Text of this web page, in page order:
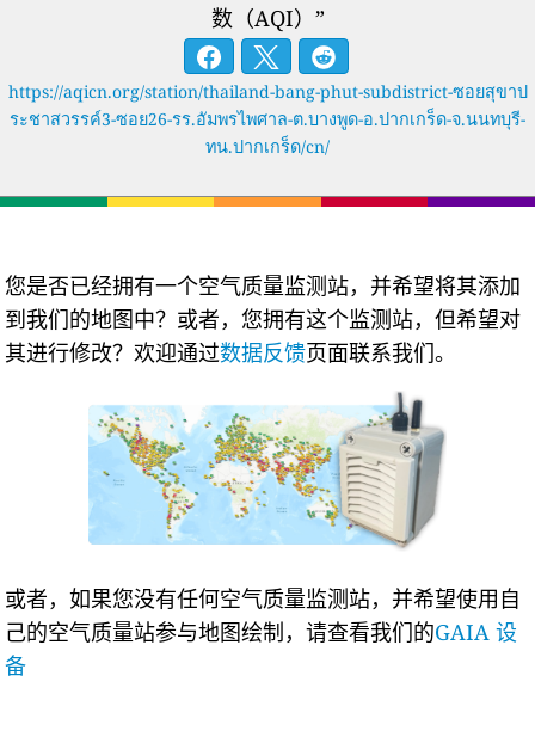
数（AQI）”
https://aqicn.org/station/thailand-bang-phut-subdistrict-ซอยสุขาป
ระชาสวรรค์3-ซอย26-รร.อัมพรไพศาล-ต.บางพูด-อ.ปากเกร็ด-จ.นนทบุรี-
ทน.ปากเกร็ด/cn/
您是否已经拥有一个空气质量监测站，并希望将其添加
到我们的地图中？或者，您拥有这个监测站，但希望对
其进行修改？欢迎通过数据反馈页面联系我们。
或者，如果您没有任何空气质量监测站，并希望使用自
己的空气质量站参与地图绘制，请查看我们的GAIA 设
备